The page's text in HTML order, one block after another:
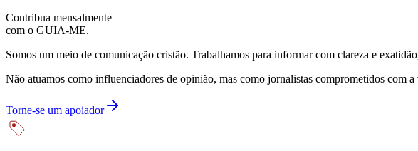
Contribua mensalmente
com o GUIA-ME.
Somos um meio de comunicação cristão. Trabalhamos para informar com clareza e
Não atuamos como influenciadores de opinião, mas como jornalistas comprometidos com
Torne-se um apoiador